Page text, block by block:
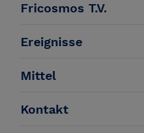
Fricosmos T.V.
Ereignisse
Mittel
Kontakt